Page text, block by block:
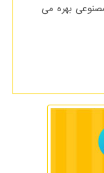
بهره می